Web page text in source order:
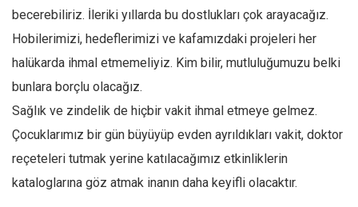
becerebiliriz. İleriki yıllarda bu dostlukları çok arayacağız.
Hobilerimizi, hedeflerimizi ve kafamızdaki projeleri her
halükarda ihmal etmemeliyiz. Kim bilir, mutluluğumuzu belki
bunlara borçlu olacağız.
Sağlık ve zindelik de hiçbir vakit ihmal etmeye gelmez.
Çocuklarımız bir gün büyüyüp evden ayrıldıkları vakit, doktor
reçeteleri tutmak yerine katılacağımız etkinliklerin
kataloglarına göz atmak inanın daha keyifli olacaktır.